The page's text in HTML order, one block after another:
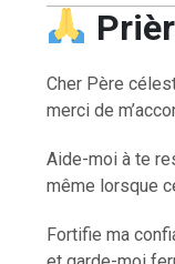
Cher Père
merci de
Aide-moi à te
même lorsque
Fortifie ma